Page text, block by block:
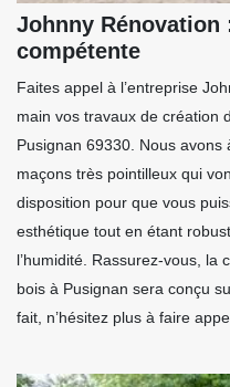
Johnny Rénovation
compétente
Faites appel à l’entreprise
main vos travaux de création
Pusignan 69330. Nous
maçons très pointilleux qui
disposition pour que vous
esthétique tout en étant
l’humidité. Rassurez-vous, la
bois à Pusignan sera conçu
fait, n’hésitez plus à faire